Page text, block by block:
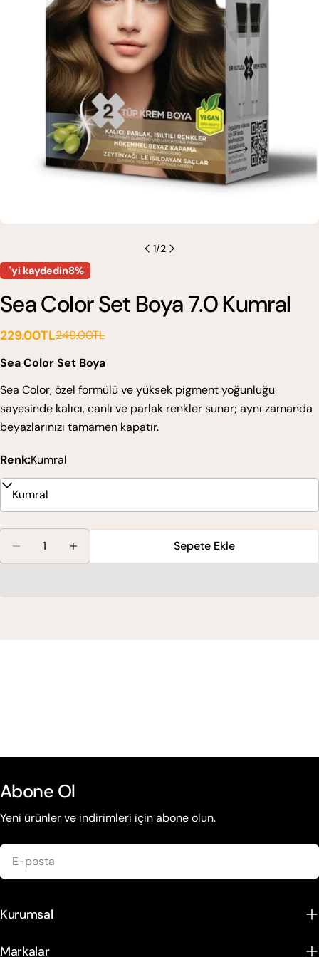
medyasını modda açın
1/2
'yi kaydedin8%
Sea Color Set Boya 7.0 Kumral
Satış
ücreti
229.00TL
Normal
fiyat
249.00TL
Sea Color Set Boya
Sea Color, özel formülü ve yüksek pigment yoğunluğu
sayesinde kalıcı, canlı ve parlak renkler sunar; aynı zamanda
beyazlarınızı tamamen kapatır.
Renk:Kumral
Sea Color Set Boya 7.0 Kumral Için Miktarı Azaltın
Sea Color Set Boya 7.0 Kumral Için
Sepete Ekle
Abone Ol
Yeni ürünler ve indirimleri için abone olun.
posta
Kurumsal
Markalar